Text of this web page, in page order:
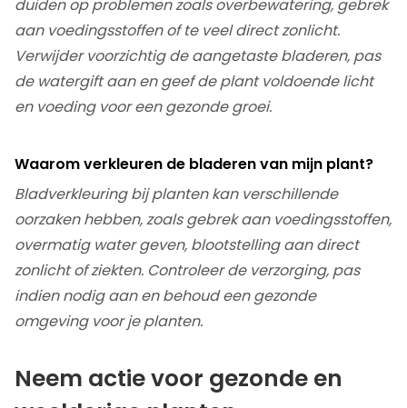
duiden op problemen zoals overbewatering, gebrek
aan voedingsstoffen of te veel direct zonlicht.
Verwijder voorzichtig de aangetaste bladeren, pas
de watergift aan en geef de plant voldoende licht
en voeding voor een gezonde groei.
Waarom verkleuren de bladeren van mijn plant?
Bladverkleuring bij planten kan verschillende
oorzaken hebben, zoals gebrek aan voedingsstoffen,
overmatig water geven, blootstelling aan direct
zonlicht of ziekten. Controleer de verzorging, pas
indien nodig aan en behoud een gezonde
omgeving voor je planten.
Neem actie voor gezonde en